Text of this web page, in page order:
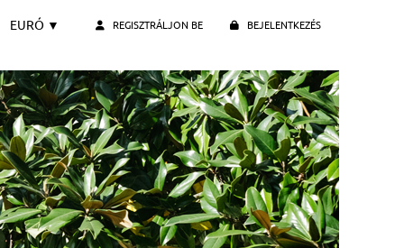
REGISZTRÁLJON BE BEJELENTKEZÉS
EURÓ ▼